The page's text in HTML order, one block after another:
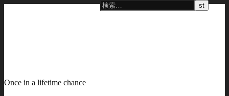
Once in a lifetime chance